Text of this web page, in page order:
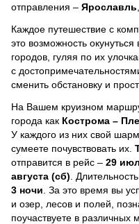
отправления – Ярославль
Каждое путешествие с
это возможность
городов, гуляя по их
с
сменить обстановку и
На Вашем круизном
города как Кострома –
У каждого из них свой
сумеете почувствовать их.
отправится в рейс – 29
августа (сб) .
3 ночи За это время вы
и озер, лесов и полей,
поучаствуете в различных